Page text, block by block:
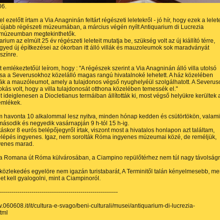
ezelőtt írtam a Via Anagninán feltárt régészeti leletekről - jó hír, hogy ezek a
régészeti múzeumában, a március végén nyílt Antiquarium di Lucrezia
megtekinthetők.
az elmúlt 25 év régészeti leleteit mutatja be, szükség volt az új kiállító térre,
új építkezései az ókorban itt álló villák és mauzoleumok sok maradványát
emlékeztetőül leírom, hogy : "A régészek szerint a Via Anagninán álló villa utolsó
a Severusokhoz közelálló magas rangú hivatalnoké lehetett. A ház közelében
a mauzóleumot, amely a tulajdonos végső nyughelyéül szolgálhatott. A
volt, hogy a villa tulajdonosát otthona közelében temessék el."
ideiglenesen a Diocletianus termáiban állították ki, most végső helyükre kerültek
havonta 10 alkalommal lesz nyitva, minden hónap kedden és csütörtökön,
és negyedik vasárnapján 9 h-tól 15 h-ig.
8 eurós belépőjegyről írtak, viszont most a hivatalos honlapon azt találtam,
ingyenes. Igaz, nem sorolták Róma ingyenes múzeumai közé, de reméljük,
marad.
Romana út Róma külvárosában, a Ciampino repülőtérhez nem túl nagy
egyelöre nem igazán turistabarát, A Terminitől talán kényelmesebb,
kell gyalogolni, mint a Ciampinoról.
it/cultura-e-svago/beni-culturali/musei/antiquarium-di-lucrezia-